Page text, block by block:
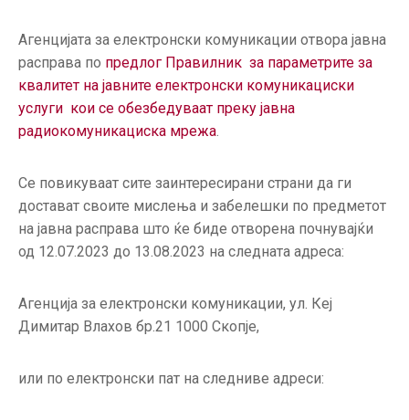
ЗА
КОРИСНИЦИ
ЈАВНИ
НАБАВКИ
Агенцијата за електронски комуникации отвора јавна
расправа по предлог Правилник за параметрите за
квалитет на јавните елeктронски комуникациски
услуги кои се обезбедуваат преку јавна
радиокомуникациска мрежа.
Се повикуваат сите заинтересирани страни да ги
достават своите мислења и забелешки по предметот
на јавна расправа што ќе биде отворена почнувајќи
од 12.07.2023 до 13.08.2023 на следната адреса:
Агенција за електронски комуникации, ул. Кеј
Димитар Влахов бр.21 1000 Скопје,
или по електронски пат на следниве адреси: